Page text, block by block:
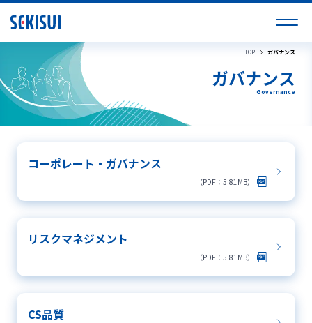
TOP ガバナンス
ガバナンス
Governance
コーポレート・ガバナンス
（PDF：5.81MB）
リスクマネジメント
（PDF：5.81MB）
CS品質